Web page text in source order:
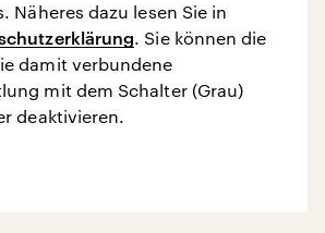
Näheres dazu lesen Sie in
. Sie können die
damit verbundene
mit dem Schalter (Grau)
deaktivieren.